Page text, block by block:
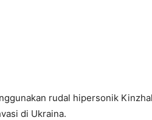
rudal hipersonik
di Ukraina.